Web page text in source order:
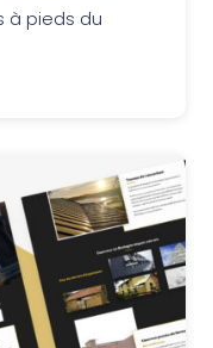
à pieds du